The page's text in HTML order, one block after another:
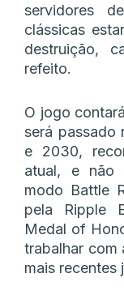
servidores
clássicas
destruição,
refeito.
O jogo
será passado
e 2030,
atual, e não
modo Battle
pela Ripple
Medal of
trabalhar com
mais recentes